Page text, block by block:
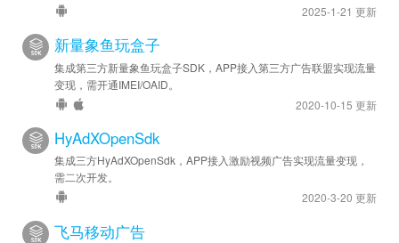
2025-1-21 更新
新量象鱼玩盒子
集成第三方新量象鱼玩盒子SDK，APP接入第三方广告联盟实现流量
变现，需开通IMEI/OAID。
2020-10-15 更新
HyAdXOpenSdk
集成三方HyAdXOpenSdk，APP接入激励视频广告实现流量变现，
需二次开发。
2020-3-20 更新
飞马移动广告